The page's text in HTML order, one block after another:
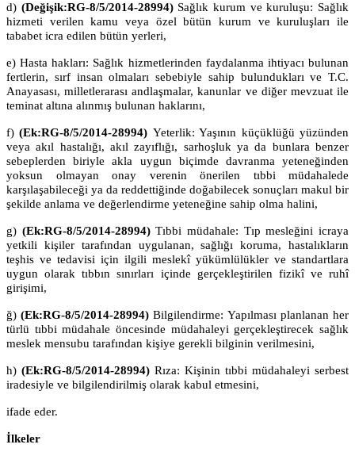
d) (Değişik:RG-8/5/2014-28994) Sağlık kurum ve kuruluşu: Sağlık
hizmeti verilen kamu veya özel bütün kurum ve kuruluşları ile
tababet icra edilen bütün yerleri,
e) Hasta hakları: Sağlık hizmetlerinden faydalanma ihtiyacı bulunan
fertlerin, sırf insan olmaları sebebiyle sahip bulundukları ve T.C.
Anayasası, milletlerarası andlaşmalar, kanunlar ve diğer mevzuat ile
teminat altına alınmış bulunan haklarını,
f)(Ek:RG-8/5/2014-28994) Yeterlik: Yaşının küçüklüğü yüzünden
veya akıl hastalığı, akıl zayıflığı, sarhoşluk ya da bunlara benzer
sebeplerden biriyle akla uygun biçimde davranma yeteneğinden
yoksun olmayan onay verenin önerilen tıbbi müdahalede
karşılaşabileceği ya da reddettiğinde doğabilecek sonuçları makul bir
şekilde anlama ve değerlendirme yeteneğine sahip olma halini,
g) (Ek:RG-8/5/2014-28994)Tıbbi müdahale: Tıp mesleğini icraya
yetkili kişiler tarafından uygulanan, sağlığı koruma, hastalıkların
teşhis ve tedavisi için ilgili meslekî yükümlülükler ve standartlara
uygun olarak tıbbın sınırları içinde gerçekleştirilen fizikî ve ruhî
girişimi,
ğ)(Ek:RG-8/5/2014-28994)Bilgilendirme: Yapılması planlanan her
türlü tıbbi müdahale öncesinde müdahaleyi gerçekleştirecek sağlık
meslek mensubu tarafından kişiye gerekli bilginin verilmesini,
h) (Ek:RG-8/5/2014-28994) Rıza: Kişinin tıbbi müdahaleyi serbest
iradesiyle ve bilgilendirilmiş olarak kabul etmesini,
ifade eder.
İlkeler